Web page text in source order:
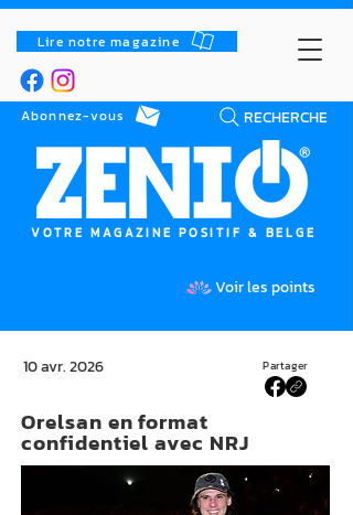
Lire notre magazine
RECHERCHE
Abonnez-vous
VOTRE MAGAZINE POSITIF & BELGE
Voir les points
Partager
10 avr. 2026
Orelsan en format
confidentiel avec NRJ